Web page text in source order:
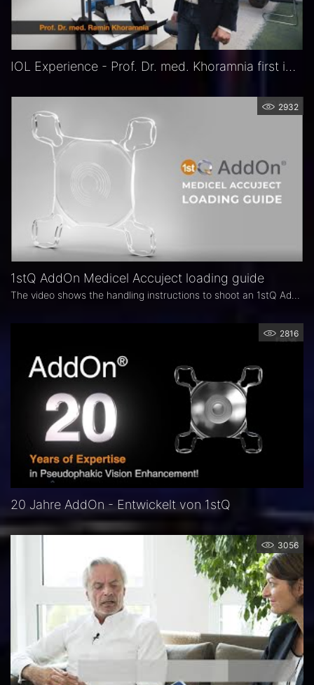
IOL Experience - Prof. Dr. med. Khoramnia first impressions of RALV device
2932
1stQ AddOn Medicel Accuject loading guide
2816
20 Jahre AddOn - Entwickelt von 1stQ
3056